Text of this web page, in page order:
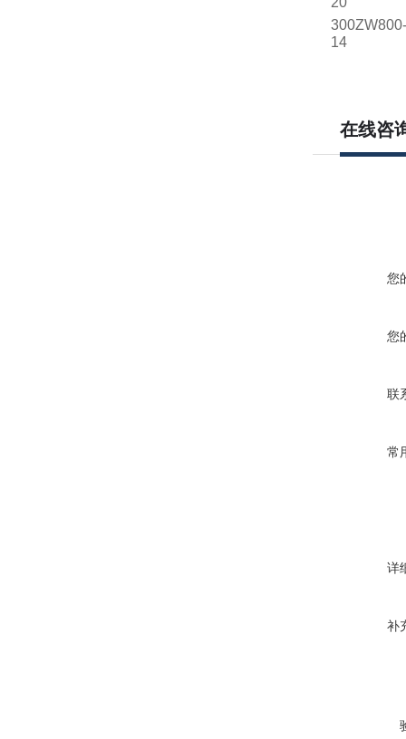
300ZW800-
14
在线咨
您
您
联
常
详
补